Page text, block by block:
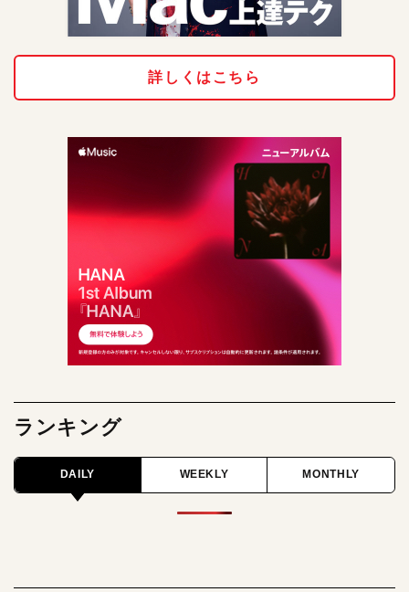
詳しくはこちら
ランキング
DAILY WEEKLY MONTHLY